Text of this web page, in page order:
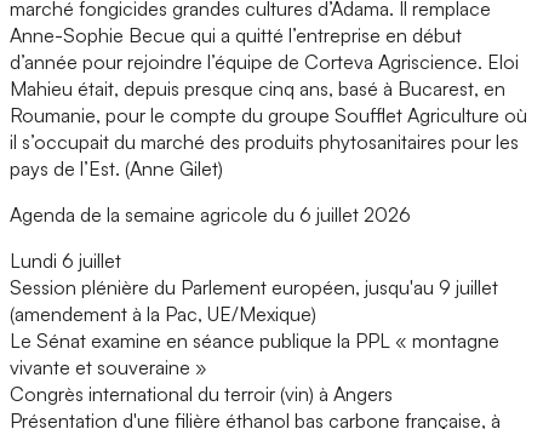
marché fongicides grandes cultures d’Adama. Il remplace
Anne-Sophie Becue qui a quitté l’entreprise en début
d’année pour rejoindre l’équipe de Corteva Agriscience. Eloi
Mahieu était, depuis presque cinq ans, basé à Bucarest, en
Roumanie, pour le compte du groupe Soufflet Agriculture où
il s’occupait du marché des produits phytosanitaires pour les
pays de l’Est. (Anne Gilet)
Agenda de la semaine agricole du 6 juillet 2026
Lundi 6 juillet
Session plénière du Parlement européen, jusqu'au 9 juillet
(amendement à la Pac, UE/Mexique)
Le Sénat examine en séance publique la PPL « montagne
vivante et souveraine »
Congrès international du terroir (vin) à Angers
Présentation d'une filière éthanol bas carbone française, à